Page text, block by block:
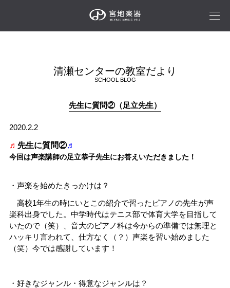
清瀬センターの教室だより
SCHOOL BLOG
先生に質問②（足立先生）
2020.2.2
♬ 先生に質問②♬
今回は声楽講師の足立恭子先生にお答えいただきました！
・声楽を始めたきっかけは？
高校1年生の時にいとこの紹介で習ったピアノの先生が声
楽科出身でした。中学時代はテニス部で体育大学を目指して
いたので（笑）、音大のピアノ科は今からの準備では無理と
ハッキリ言われて、仕方なく（？）声楽を習い始めました
（笑）今では感謝しています！
・好きなジャンル・得意なジャンルは？